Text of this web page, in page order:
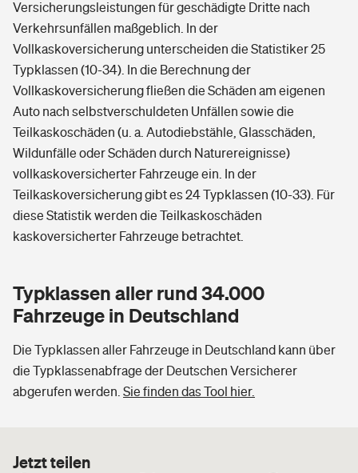
Versicherungsleistungen für geschädigte Dritte nach
Verkehrsunfällen maßgeblich. In der
Vollkaskoversicherung unterscheiden die Statistiker 25
Typklassen (10-34). In die Berechnung der
Vollkaskoversicherung fließen die Schäden am eigenen
Auto nach selbstverschuldeten Unfällen sowie die
Teilkaskoschäden (u. a. Autodiebstähle, Glasschäden,
Wildunfälle oder Schäden durch Naturereignisse)
vollkaskoversicherter Fahrzeuge ein. In der
Teilkaskoversicherung gibt es 24 Typklassen (10-33). Für
diese Statistik werden die Teilkaskoschäden
kaskoversicherter Fahrzeuge betrachtet.
Typklassen aller rund 34.000
Fahrzeuge in Deutschland
Die Typklassen aller Fahrzeuge in Deutschland kann über
die Typklassenabfrage der Deutschen Versicherer
abgerufen werden. Sie finden das Tool hier.
Jetzt teilen